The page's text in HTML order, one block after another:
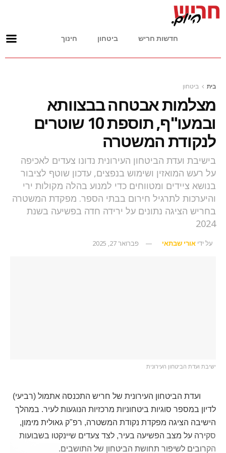
חדשות חריש ביטחון חינוך
בית ביטחון
מצלמות אבטחה בבצוותא
ובמעו"ף, תוספת 10 שוטרים
לנקודת המשטרה
בישיבת ועדת הביטחון העירונית נדונו צעדים לאכיפה
על רעש המואזין ושימוש בנפצים, עדכון שוטף לציבור
בנושא ציידים ומטווחים כדי למנוע בהלה מקולות ירי
והיערכות לתרגיל חירום בבתי הספר. מפקדת המשטרה
בחריש הציגה נתונים על ירידה חדה בפשיעה בשנת
2024
על ידי אורי שבתאי פברואר 27, 2025
ישיבת ועדת הביטחון העירונית
ועדת הביטחון העירונית של חריש התכנסה אתמול (רביעי)
לדיון במספר סוגיות ביטחוניות מרכזיות הנוגעות לעיר. במהלך
הישיבה הציגה מפקדת נקודת המשטרה, רפ"ק גאולית מימון,
סקירה על מצב הפשיעה בעיר, לצד צעדים שיינקטו בשבועות
הקרובים לשיפור תחושת הביטחון של התושבים.